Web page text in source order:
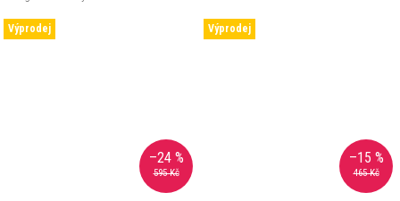
Výprodej
595 Kč
–24 %
Výprodej
465 Kč
–15 %